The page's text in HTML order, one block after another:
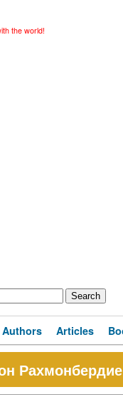
the world!
Authors Articles